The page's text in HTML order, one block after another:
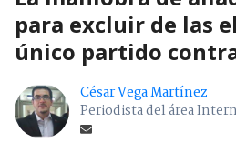
para excluir de las
único partido
César Vega Martínez
Periodista del área